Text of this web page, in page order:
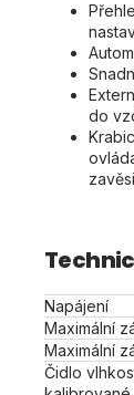
do
Napájení
Maximální
Maximální
Čidlo